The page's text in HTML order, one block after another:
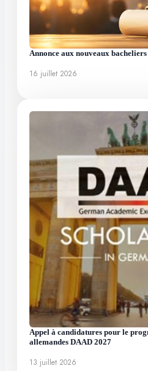
Annonce aux nouveaux bacheliers
16 juillet 2026
Appel à candidatures pour le
allemandes DAAD 2027
13 juillet 2026